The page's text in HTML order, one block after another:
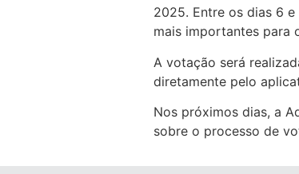
2025. Entre os dias 6
mais importantes para
A votação será
diretamente pelo
Nos próximos dias, a
sobre o processo de